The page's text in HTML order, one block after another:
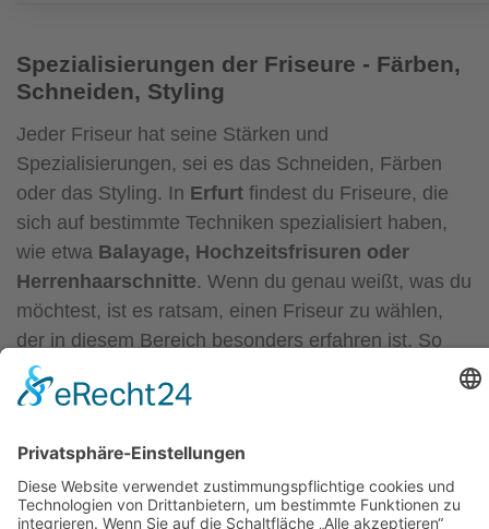
Spezialisierungen der Friseure - Färben,
Schneiden, Styling
Jeder Friseur hat seine Stärken und
Spezialisierungen, sei es das Schneiden, Färben
oder das Styling. In Erfurt findest du Friseure, die
sich auf bestimmte Techniken spezialisiert haben,
wie etwa Balayage, Hochzeitsfrisuren oder
Herrenhaarschnitte. Wenn du genau weißt, was du
möchtest, ist es ratsam, einen Friseur zu wählen,
der in diesem Bereich besonders erfahren ist. So
kannst du sicher sein, dass das Ergebnis perfekt
wird und deine Erwartungen erfüllt.
Preis-Leistungs-Verhältnis - Qualität zu
fairen Preisen